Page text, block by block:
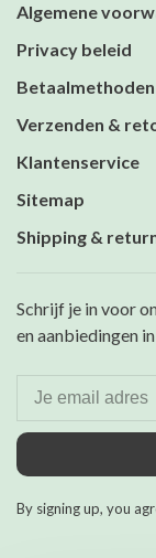
Algemene
Privacy beleid
Betaalmethoden
Verzenden &
Klantenservice
Sitemap
Shipping &
Schrijf je in voor
en aanbiedingen
By signing up, you